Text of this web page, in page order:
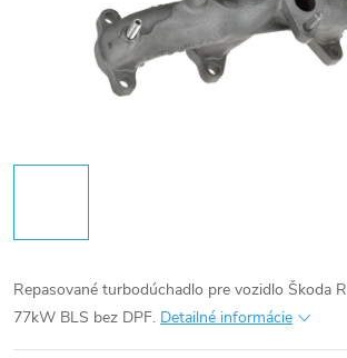
Repasované turbodúchadlo pre vozidlo Škoda
77kW BLS bez DPF. Detailné informácie